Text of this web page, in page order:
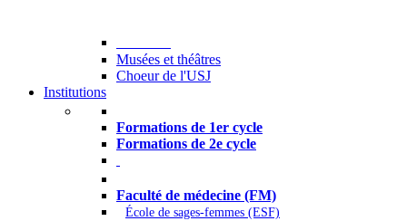
Musées et théâtres
Choeur de l'USJ
Institutions
Formations de 1er cycle
Formations de 2e cycle
Faculté de médecine (FM)
École de sages-femmes (ESF)